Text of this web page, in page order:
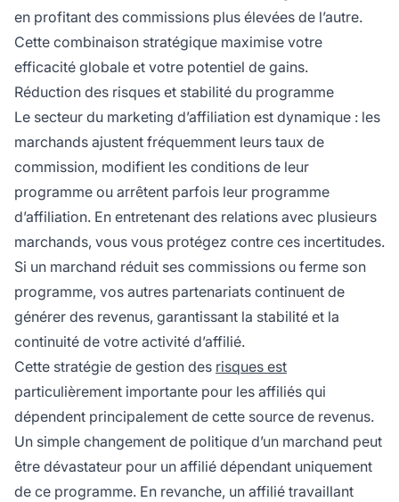
en profitant des commissions plus élevées de l’autre.
Cette combinaison stratégique maximise votre
efficacité globale et votre potentiel de gains.
Réduction des risques et stabilité du programme
Le secteur du marketing d’affiliation est dynamique : les
marchands ajustent fréquemment leurs taux de
commission, modifient les conditions de leur
programme ou arrêtent parfois leur programme
d’affiliation. En entretenant des relations avec plusieurs
marchands, vous vous protégez contre ces incertitudes.
Si un marchand réduit ses commissions ou ferme son
programme, vos autres partenariats continuent de
générer des revenus, garantissant la stabilité et la
continuité de votre activité d’affilié.
Cette stratégie de gestion des risques est
particulièrement importante pour les affiliés qui
dépendent principalement de cette source de revenus.
Un simple changement de politique d’un marchand peut
être dévastateur pour un affilié dépendant uniquement
de ce programme. En revanche, un affilié travaillant